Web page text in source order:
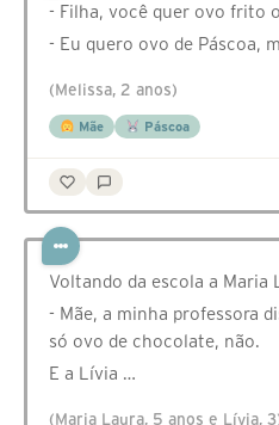
- Filha, você quer ovo frito
- Eu quero ovo de Páscoa,
(Melissa, 2 anos)
Mãe Páscoa
Voltando da escola a Maria
- Mãe, a minha professora
só ovo de chocolate, não.
E a Lívia …
(Maria Laura, 5 anos e Lívia,